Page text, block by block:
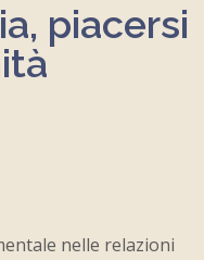
piacersi
nelle relazioni